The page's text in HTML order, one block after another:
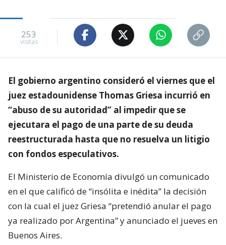
253
visitas
El gobierno argentino consideró el viernes que el
juez estadounidense Thomas Griesa incurrió en
“abuso de su autoridad” al impedir que se
ejecutara el pago de una parte de su deuda
reestructurada hasta que no resuelva un litigio
con fondos especulativos.
El Ministerio de Economía divulgó un comunicado
en el que calificó de “insólita e inédita” la decisión
con la cual el juez Griesa “pretendió anular el pago
ya realizado por Argentina” y anunciado el jueves en
Buenos Aires.